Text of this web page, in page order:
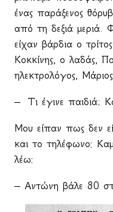
ένας παράξενος
από τη δεξιά
είχαν βάρδια ο
Κοκκίνης, ο λαδάς,
ηλεκτρολόγος,
– Τι έγινε παιδιά;
Μου είπαν πως δεν
και το τηλέφωνο:
λέω:
– Αντώνη βάλε 80